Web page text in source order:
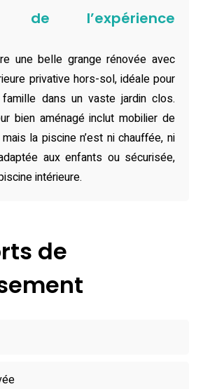
ou les bandes de copains. La
pâlir d’envie un chef étoilé (ou au
pâtes). Deux salles de bains, lave-
Wi-Fi gratuit, parking privé… Il ne
! Les draps et serviettes sont en
votre esprit d’aventure ou votre
Les animaux sont acceptés, mais
de ne plus vouloir repartir !
: la star ici, c’est la piscine privative
Sables-d’Olonne. Un conseil de
les halles locales et les restos du
ou La Guinguette de Piquet. Bref,
inoubliables en Vendée, sans
de l’expérience
une belle grange rénovée avec
privative hors-sol, idéale pour
dans un vaste jardin clos.
bien aménagé inclut mobilier de
la piscine n’est ni chauffée, ni
aux enfants ou sécurisée,
intérieure.
de